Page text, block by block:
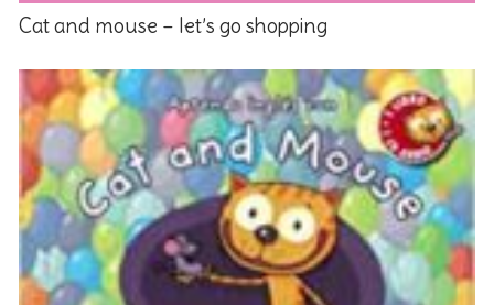
Cat and mouse – let’s go shopping